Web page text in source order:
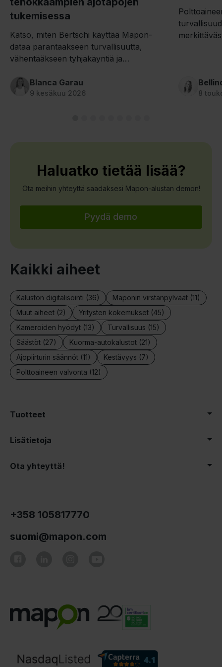
tukemisessa
Katso, miten Bertschi käyttää Mapon-
dataa parantaakseen turvallisuutta,
vähentääkseen tyhjäkäyntiä ja
tehokkaampaa kuljettajakoulutusta.
Blanca Garau
9 kesäkuu 2026 8
Haluatko tietää lisää?
Ota meihin yhteyttä saadaksesi Mapon-alustan demon!
Pyydä demo
Kaikki aiheet
Kaluston digitalisointi (36)
Maponin virstanpylväät (11)
Muut aiheet (2)
Yritysten kokemukset (45)
Kameroiden hyödyt (13)
Turvallisuus (15)
Säästöt (27)
Kuorma-autokalustot (21)
Ajopiirturin säännöt (11)
Kestävyys (7)
Polttoaineen valvonta (12)
Tuotteet
Lisätietoja
Ota yhteyttä!
+358 105817770
suomi@mapon.com